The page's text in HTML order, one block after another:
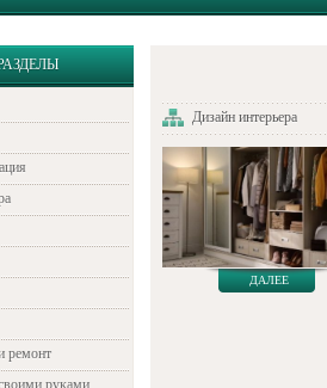
ремонт
руками
Дизайн интерьера
ДАЛЕЕ